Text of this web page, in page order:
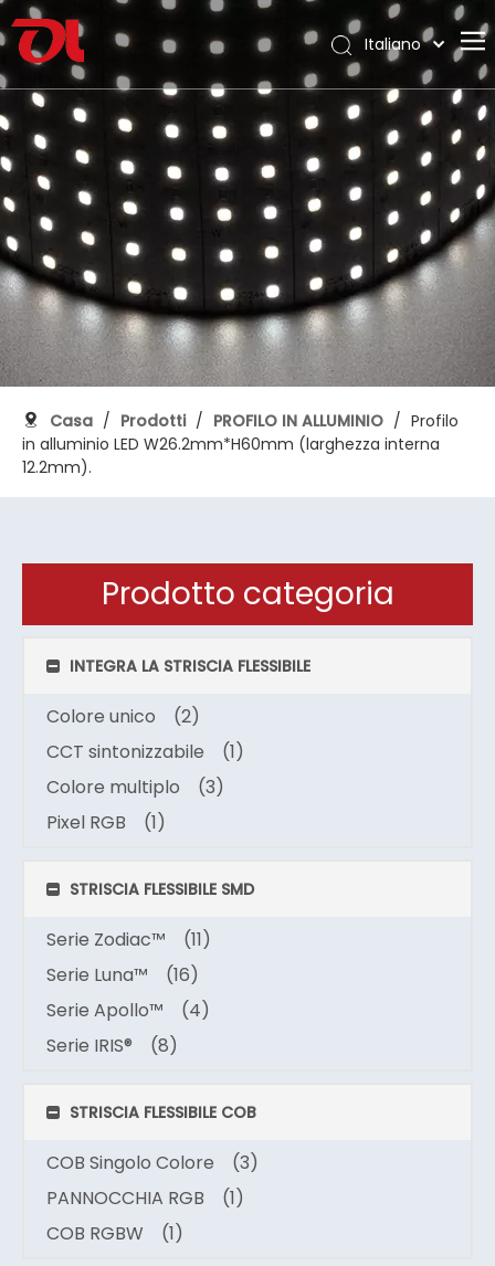
Casa
Chi siamo
Prodotti
Applicazione
Supporto
Scarica
Blog
Contatto
Italiano
العربية
Français
Pусский
Español
Português
Deutsch
日本語
한국어
Nederlands
Casa / Prodotti / PROFILO IN ALLUMINIO / Profilo
in alluminio LED W26.2mm*H60mm (larghezza interna
12.2mm).
Prodotto categoria
INTEGRA LA STRISCIA FLESSIBILE
Colore unico
(2)
CCT sintonizzabile
(1)
Colore multiplo
(3)
Pixel RGB
(1)
STRISCIA FLESSIBILE SMD
Serie Zodiac™
(11)
Serie Luna™
(16)
Serie Apollo™
(4)
Serie IRIS®
(8)
STRISCIA FLESSIBILE COB
COB Singolo Colore
(3)
PANNOCCHIA RGB
(1)
COB RGBW
(1)